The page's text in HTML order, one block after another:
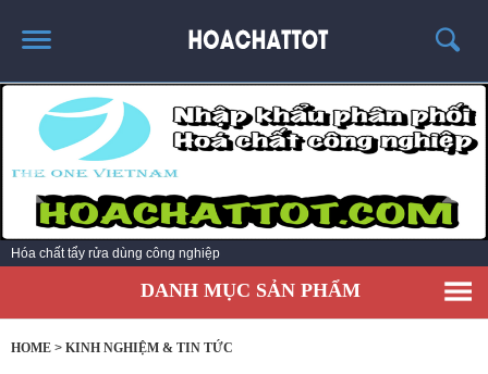
TRANG CHỦ
GIỚI THIỆU
SẢN PHẨM HÓT
KINH NGHIỆM & TIN TỨC
LIÊN HỆ
Hóa chất tẩy rửa dùng công nghiệp
DANH MỤC SẢN PHẨM
HOME > KINH NGHIỆM & TIN TỨC